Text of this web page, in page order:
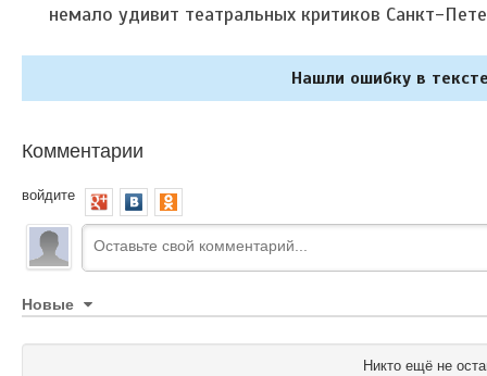
немало удивит театральных критиков Санкт-
Нашли ошибку в
Комментарии
войдите
Новые
Никто ещё не